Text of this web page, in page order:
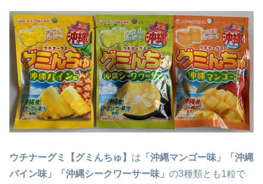
ウチナーグミ【グミんちゅ】 は 「沖縄マンゴー味」「沖縄
パイン味」「沖縄シークワーサー味」 の3種類とも1粒で